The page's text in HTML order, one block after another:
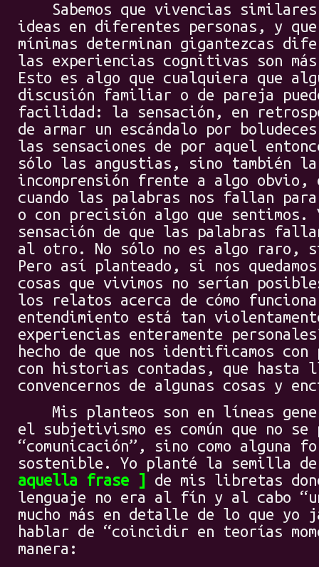
Sabemos que vivencias similares
ideas en diferentes personas, y
mínimas determinan gigantezcas
las experiencias cognitivas son
Esto es algo que cualquiera que
discusión familiar o de pareja
facilidad: la sensación, en
de armar un escándalo por
las sensaciones de por aquel
sólo las angustias, sino también
incomprensión frente a algo
cuando las palabras nos fallan
o con precisión algo que sentimos.
sensación de que las palabras
al otro. No sólo no es algo raro,
Pero así planteado, si nos
cosas que vivimos no serían
los relatos acerca de cómo
entendimiento está tan
experiencias enteramente
hecho de que nos identificamos
con historias contadas, que hasta
convencernos de algunas cosas y
Mis planteos son en líneas
el subjetivismo es común que no se
“comunicación”, sino como alguna
sostenible. Yo planté la semilla
aquella frase
de mis libretas
lenguaje no era al fín y al cabo
mucho más en detalle de lo que yo
hablar de “coincidir en teorías
manera: